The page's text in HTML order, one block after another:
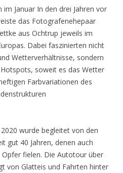
Januar In den drei Jahren vor
das Fotografenehepaar
aus Ochtrup jeweils im
Dabei faszinierten nicht
Wetterverhältnisse, sondern
soweit es das Wetter
Farbvariationen des
wurde begleitet von den
gut 40 Jahren, denen auch
fielen. Die Autotour über
von Glatteis und Fahrten hinter